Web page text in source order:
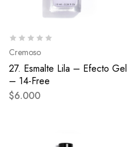
Cremoso
27. Esmalte Lila – Efecto Gel
– 14-Free
$6.000